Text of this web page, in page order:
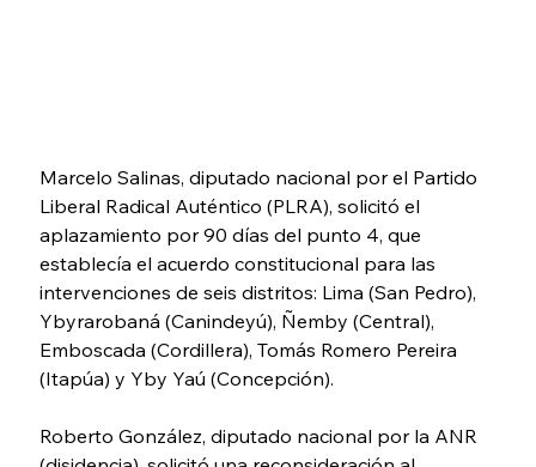
Marcelo Salinas, diputado nacional por el Partido
Liberal Radical Auténtico (PLRA), solicitó el
aplazamiento por 90 días del punto 4, que
establecía el acuerdo constitucional para las
intervenciones de seis distritos: Lima (San Pedro),
Ybyrarobaná (Canindeyú), Ñemby (Central),
Emboscada (Cordillera), Tomás Romero Pereira
(Itapúa) y Yby Yaú (Concepción).
Roberto González, diputado nacional por la ANR